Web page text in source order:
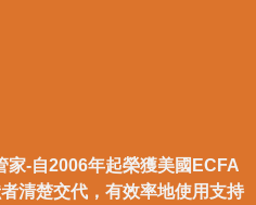
家-自2006年起榮獲美國ECFA
清楚交代，有效率地使用支持